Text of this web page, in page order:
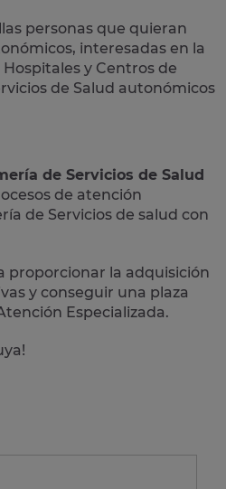
personas que quieran
, interesadas en la
y Centros de
de Salud autonómicos
de Servicios de Salud
de atención
de Servicios de salud con
proporcionar la adquisición
y conseguir una plaza
Especializada.